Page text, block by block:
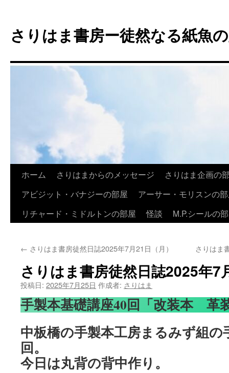
テ
ン
へ
さりはま書房ー徒然なる紙魚
ホーム さりはまからのメッセージ
さりはま企画の
アビジット・バナジーの部屋
アーサー・モリスンの
リチャード・ミドルトンの部屋
怪談 M.P.シールの
← さりはま書房徒然日誌2025年7月21日（月） さりはま
さりはま書房徒然日誌2025年7
投稿日: 2025年7月25日 作成者: さりはま
手製本基礎講座40回「改装本 革
中板橋の手製本工房まるみず組の
回。
今日は丸背の背中作り。